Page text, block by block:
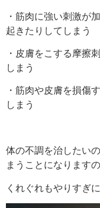
・筋肉に強い刺激が
起きたりしてしまう
・皮膚をこする摩擦
しまう
・筋肉や皮膚を損傷
しまう
体の不調を治したい
まうことになります
くれぐれもやりすぎ